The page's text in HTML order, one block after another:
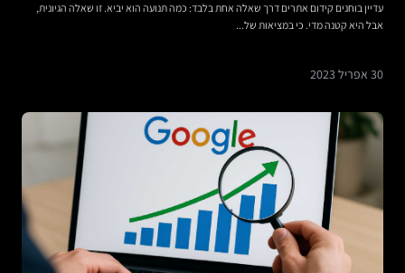
עדיין בוחנים קידום אתרים דרך שאלה אחת בלבד: כמה תנועה הוא יביא. זו שאלה הגיונית,
אבל היא קטנה מדי. כי במציאות של...
30 אפריל 2023